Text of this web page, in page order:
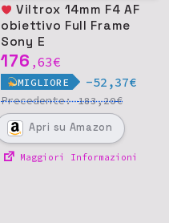
Viltrox 14mm F4 AF
obiettivo Full Frame
Sony E
176 ,63€
MIGLIORE -52,37€
Precedente:183,20€
Apri su Amazon
Maggiori Informazioni